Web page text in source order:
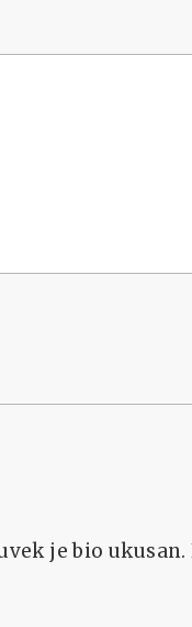
je bio